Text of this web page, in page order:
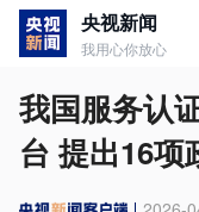
央视新闻
我用心你放心
我国服务认
台 提出16项